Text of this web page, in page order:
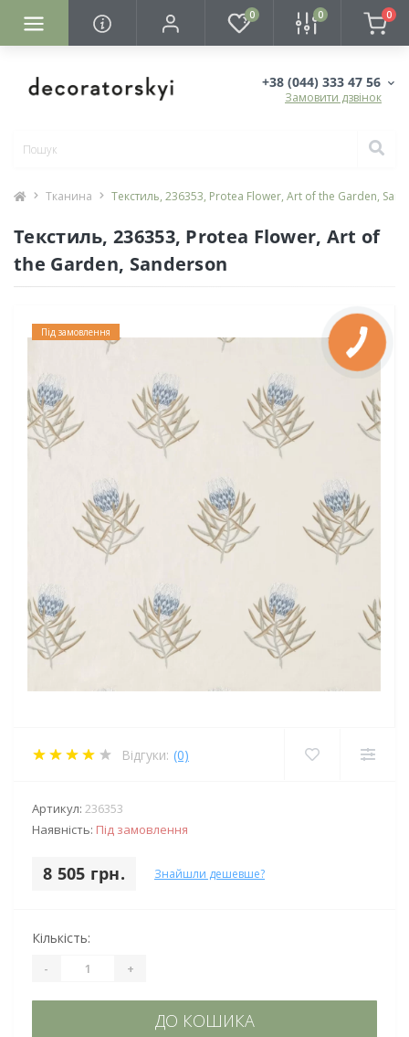
0 0 0
+38 (044) 333 47 56
Замовити дзвінок
Тканина Текстиль, 236353, Protea Flower, Art of the Garden,
Текстиль, 236353, Protea Flower, Art of
the Garden, Sanderson
Під замовлення
Відгуки: (0)
Артикул: 236353
Наявність: Під замовлення
8 505 грн. Знайшли дешевше?
Кількість:
- +
ДО КОШИКА